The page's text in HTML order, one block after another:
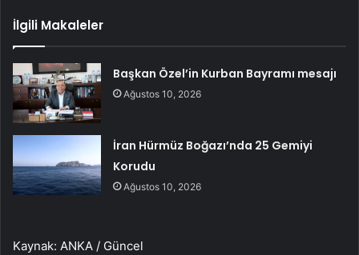
İlgili Makaleler
Başkan Özel’in Kurban Bayramı mesajı
Ağustos 10, 2026
İran Hürmüz Boğazı’nda 25 Gemiyi
Korudu
Ağustos 10, 2026
Kaynak: ANKA / Güncel